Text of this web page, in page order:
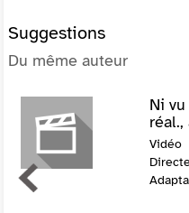
Suggestions
Du même auteur
Ni
réal.,